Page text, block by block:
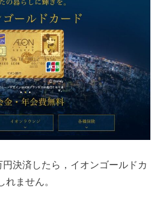
決済したら，イオンゴールドカ
ません。